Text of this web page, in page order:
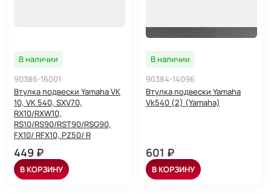
В наличии
90386-16001
Втулка подвески Yamaha VK
10, VK 540, SXV70,
RX10/RXW10,
RS10/RS90/RST90/RSG90,
FX10/ RFX10, PZ50/ R
449 ₽
В КОРЗИНУ
В наличии
90384-14096
Втулка подвески Yamaha
Vk540 (2) (Yamaha)
601 ₽
В КОРЗИНУ